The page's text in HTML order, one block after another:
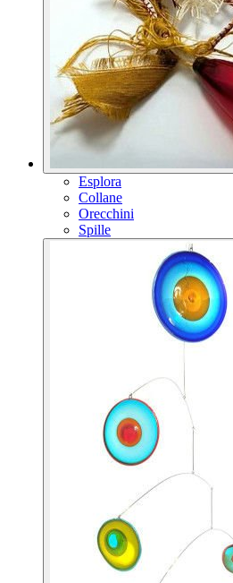
Esplora
Collane
Orecchini
Spille